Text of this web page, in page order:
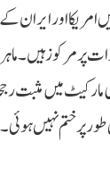
امریکا اور
پر مرکوز ہیں۔
میں مثبت
پر ختم نہیں ہوئی۔